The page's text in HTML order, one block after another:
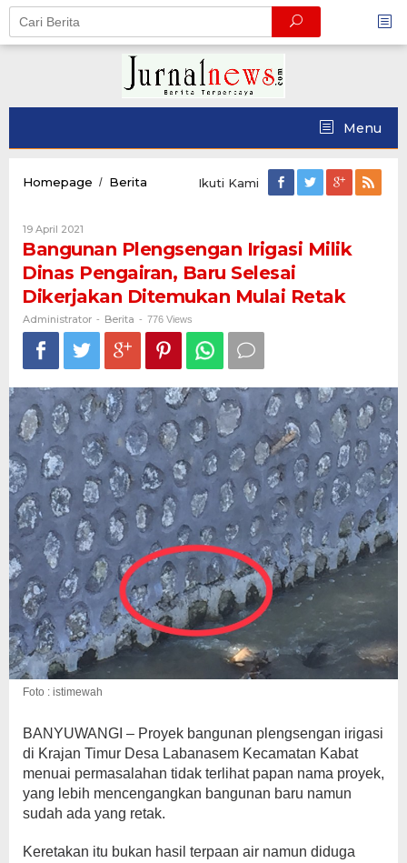
Skip
content
Menu
Homepage / Berita
Dinas
Pengairan,
Baru
Selesai
Mulai
Retak
Ikuti Kami
19 April 2021
Administrator
Bangunan Plengsengan Irigasi Milik
Dinas Pengairan, Baru Selesai
Dikerjakan Ditemukan Mulai Retak
Administrator - Berita - 776 Views
Foto : istimewah
BANYUWANGI – Proyek bangunan plengsengan irigasi
di Krajan Timur Desa Labanasem Kecamatan Kabat
menuai permasalahan tidak terlihat papan nama proyek,
yang lebih mencengangkan bangunan baru namun
sudah ada yang retak.
Keretakan itu bukan hasil terpaan air namun diduga